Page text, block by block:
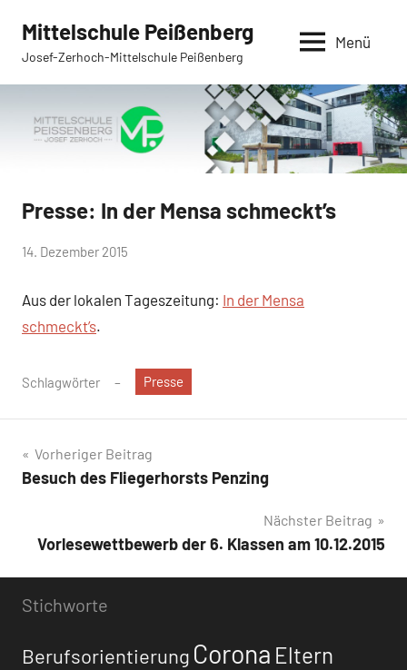
Inhalt
springen
Mittelschule Peißenberg
Josef-Zerhoch-Mittelschule Peißenberg
Menü
AktuellesAllgemein
Presse: In der Mensa schmeckt’s
von
Peißenberg
14. Dezember 2015
Aus der lokalen Tageszeitung: In der Mensa
schmeckt’s.
Schlagwörter Presse
Beitragsnavigation
Vorheriger Beitrag
Besuch des Fliegerhorsts Penzing
Nächster Beitrag
Vorlesewettbewerb der 6. Klassen am 10.12.2015
Stichworte
Berufsorientierung Corona Eltern